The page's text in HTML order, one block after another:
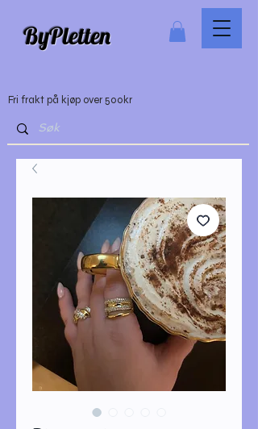
ByPletten
Fri frakt på kjøp over 500kr